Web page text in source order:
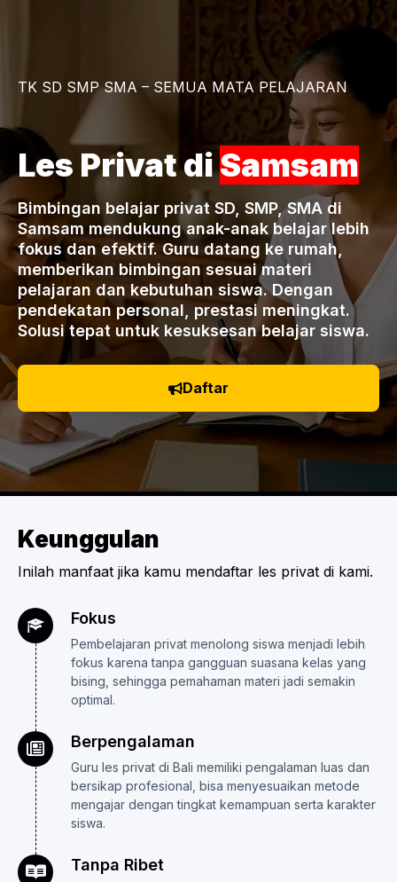
TK SD SMP SMA – SEMUA MATA PELAJARAN
Les Privat diSamsam
Bimbingan belajar privat SD, SMP, SMA di
Samsam mendukung anak-anak belajar lebih
fokus dan efektif. Guru datang ke rumah,
memberikan bimbingan sesuai materi
pelajaran dan kebutuhan siswa. Dengan
pendekatan personal, prestasi meningkat.
Solusi tepat untuk kesuksesan belajar siswa.
Daftar
Keunggulan
Inilah manfaat jika kamu mendaftar les privat di kami.
Fokus
Pembelajaran privat menolong siswa menjadi lebih
fokus karena tanpa gangguan suasana kelas yang
bising, sehingga pemahaman materi jadi semakin
optimal.
Berpengalaman
Guru les privat di Bali memiliki pengalaman luas dan
bersikap profesional, bisa menyesuaikan metode
mengajar dengan tingkat kemampuan serta karakter
siswa.
Tanpa Ribet